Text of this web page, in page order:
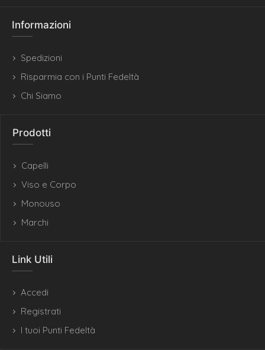
Informazioni
Spedizioni
Risparmia con i Punti Fedeltà
Chi Siamo
Prodotti
Capelli
Viso e Corpo
Monouso
Marchi
Link Utili
Accedi
Registrati
I tuoi Punti Fedeltà